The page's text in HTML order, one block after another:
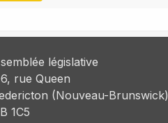
législative
rue Queen
(Nouveau-Brunswick)
1C5